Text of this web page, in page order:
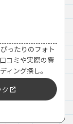
ったりのフォト
コミや実際の費
ィング探し。